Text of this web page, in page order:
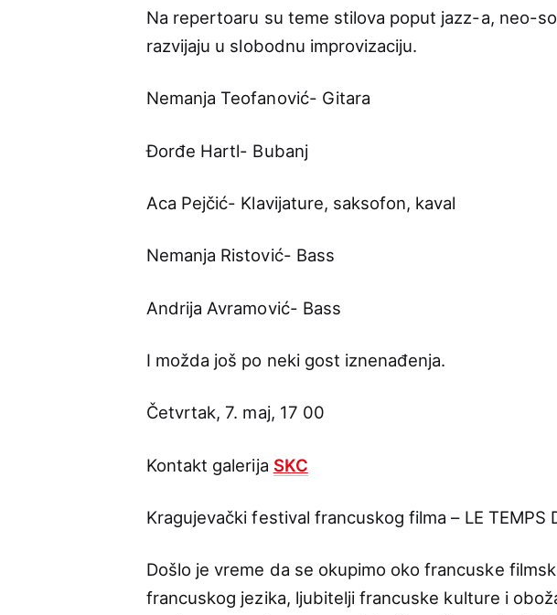
Na repertoaru su teme stilova poput jazz-a, neo-
razvijaju u slobodnu improvizaciju.
Nemanja Teofanović- Gitara
Đorđe Hartl- Bubanj
Aca Pejčić- Klavijature, saksofon, kaval
Nemanja Ristović- Bass
Andrija Avramović- Bass
I možda još po neki gost iznenađenja.
Četvrtak, 7. maj, 17 00
Kontakt galerija SKC
Kragujevački festival francuskog filma – LE TEMPS
Došlo je vreme da se okupimo oko francuske
francuskog jezika, ljubitelji francuske kulture i